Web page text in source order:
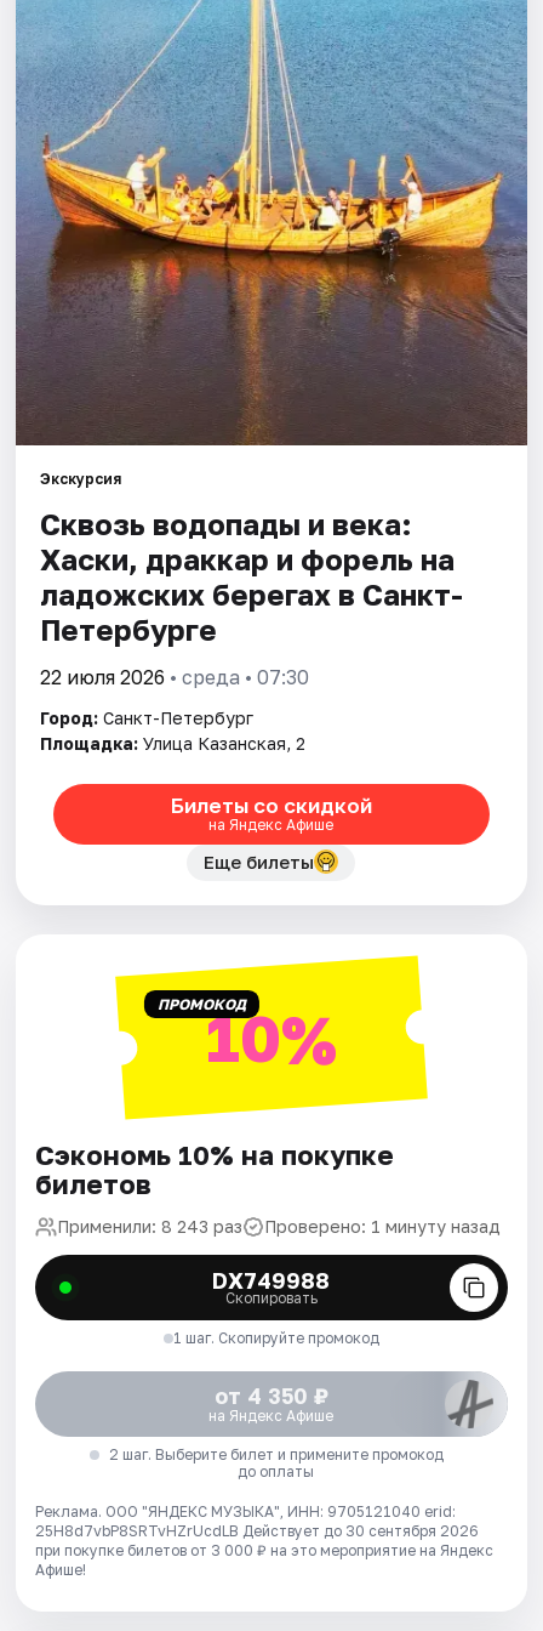
Города
Площадки
Артисты
Рейтинги
Экскурсия
Сквозь водопады и века:
Хаски, драккар и форель на
ладожских берегах в Санкт-
Петербурге
22 июля 2026 • среда • 07:30
Город: Санкт-Петербург
Площадка: Улица Казанская, 2
Билеты со скидкой
на Яндекс Афише
Еще билеты
ПРОМОКОД10%
Сэкономь 10% на покупке
билетов
Применили: 8 243 раз Проверено: 1 минуту назад
DX749988
Скопировать
1 шаг. Скопируйте промокод
от 4 350 ₽
на Яндекс Афише
2 шаг. Выберите билет и примените промокод
до оплаты
Реклама. ООО "ЯНДЕКС МУЗЫКА", ИНН: 9705121040 erid:
25H8d7vbP8SRTvHZrUcdLB Действует до 30 сентября 2026
при покупке билетов от 3 000 ₽ на это мероприятие на Яндекс
Афише!